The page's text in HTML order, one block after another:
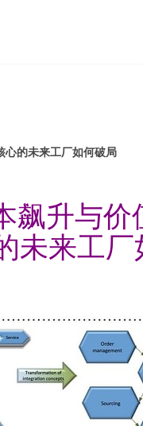
心的未来工厂如何破局
飙升与价
未来工厂